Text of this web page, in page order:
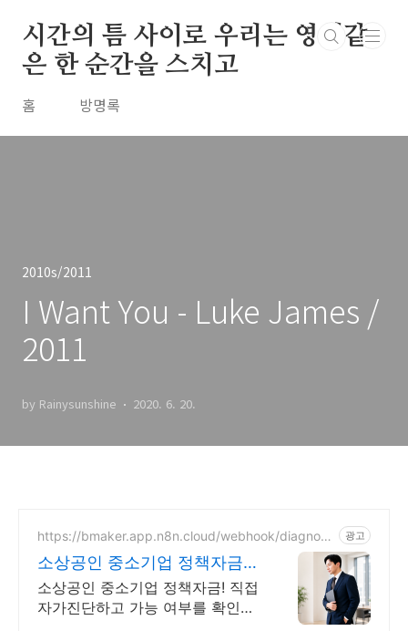
시간의 틈 사이로 우리는 영원같
은 한 순간을 스치고
홈 방명록
2010s/2011
I Want You - Luke James /
2011
by Rainysunshine 2020. 6. 20.
https://bmaker.app.n8n.cloud/webhook/diagnosi
광고
소상공인 중소기업 정책자금
정책자금 1분 무료 자가진단
소상공인 중소기업 정책자금! 직접
자가진단하고 가능 여부를 확인해